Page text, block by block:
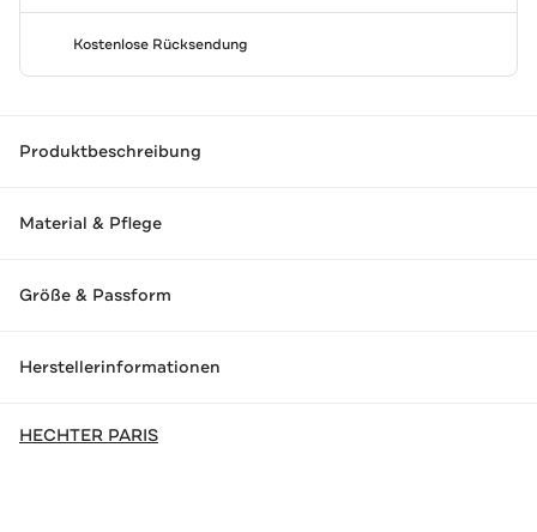
Kostenlose Rücksendung
Produktbeschreibung
Material & Pflege
Größe & Passform
Herstellerinformationen
HECHTER PARIS